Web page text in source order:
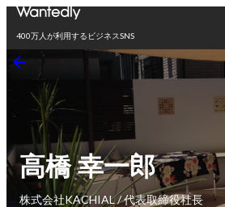
400万人が利用するビジネスSNS
高橋 幸一郎
株式会社KACHIAL / 代表取締役社長